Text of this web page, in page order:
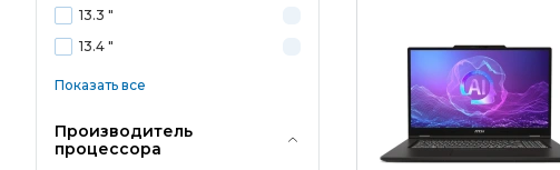
13.3 "
13.4 "
Показать все
Производитель
процессора